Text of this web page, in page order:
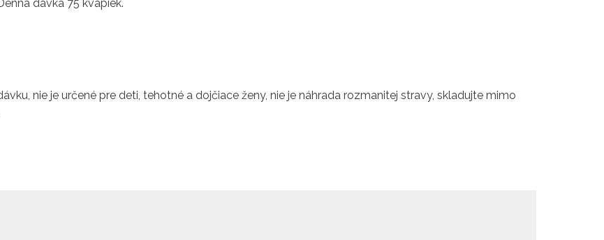
dávka 75 kvapiek.
nie je určené pre deti, tehotné a dojčiace ženy, nie je náhrada rozmanitej stravy, skladujte mimo